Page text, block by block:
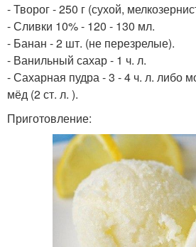
- Творог - 250 г (сухой,
- Сливки 10% - 120 - 130 мл.
- Банан - 2 шт. (не перезрелые).
- Ванильный сахар - 1 ч. л.
- Сахарная пудра - 3 - 4 ч. л. либо
мёд (2 ст. л. ).
Приготовление: